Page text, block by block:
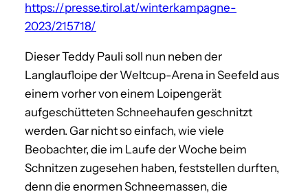
https://presse.tirol.at/winterkampagne-
2023/215718/
Dieser Teddy Pauli soll nun neben der
Langlaufloipe der Weltcup-Arena in Seefeld aus
einem vorher von einem Loipengerät
aufgeschütteten Schneehaufen geschnitzt
werden. Gar nicht so einfach, wie viele
Beobachter, die im Laufe der Woche beim
Schnitzen zugesehen haben, feststellen durften,
denn die enormen Schneemassen, die